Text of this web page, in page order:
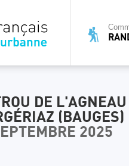
DE
(BAUGES)
2025